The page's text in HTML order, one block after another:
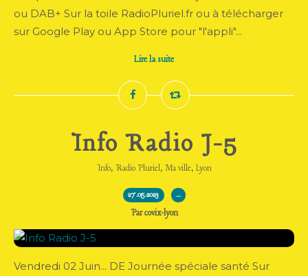
ou DAB+ Sur la toile RadioPluriel.fr ou à télécharger
sur Google Play ou App Store pour "l'appli"...
Lire la suite
Info Radio J-5
Info, Radio Pluriel, Ma ville, Lyon
27.05.2023 …
Par covix-lyon
Vendredi 02 Juin... DE Journée spéciale santé Sur